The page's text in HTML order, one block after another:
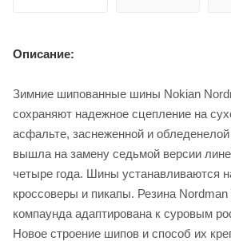
Описание:
Зимние шипованные шины Nokian
сохраняют надежное сцепление на
асфальте, заснеженной и
вышла на замену седьмой версии
четыре года. Шины устанавливаются
кроссоверы и пикапы. Резина
компаунда адаптирована к суровым
Новое строение шипов и способ их